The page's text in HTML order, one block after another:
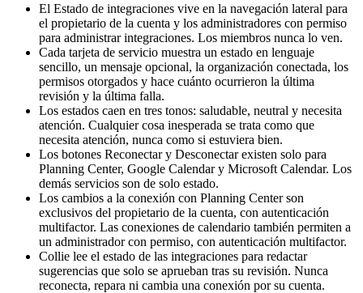
El Estado de integraciones vive en la navegación lateral para
el propietario de la cuenta y los administradores con permiso
para administrar integraciones. Los miembros nunca lo ven.
Cada tarjeta de servicio muestra un estado en lenguaje
sencillo, un mensaje opcional, la organización conectada, los
permisos otorgados y hace cuánto ocurrieron la última
revisión y la última falla.
Los estados caen en tres tonos: saludable, neutral y necesita
atención. Cualquier cosa inesperada se trata como que
necesita atención, nunca como si estuviera bien.
Los botones Reconectar y Desconectar existen solo para
Planning Center, Google Calendar y Microsoft Calendar. Los
demás servicios son de solo estado.
Los cambios a la conexión con Planning Center son
exclusivos del propietario de la cuenta, con autenticación
multifactor. Las conexiones de calendario también permiten a
un administrador con permiso, con autenticación multifactor.
Collie lee el estado de las integraciones para redactar
sugerencias que solo se aprueban tras su revisión. Nunca
reconecta, repara ni cambia una conexión por su cuenta.